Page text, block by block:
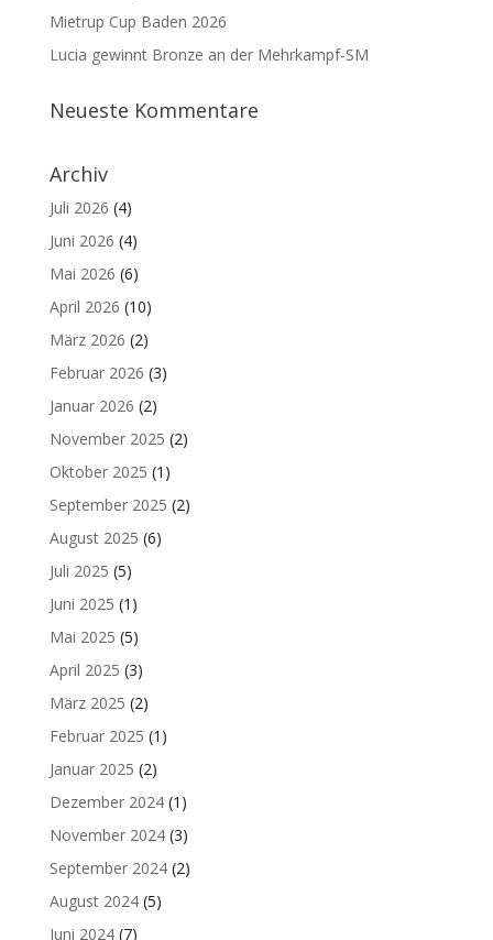
Mietrup Cup Baden 2026
Lucia gewinnt Bronze an der Mehrkampf-SM
Neueste Kommentare
Archiv
Juli 2026 (4)
Juni 2026 (4)
Mai 2026 (6)
April 2026 (10)
März 2026 (2)
Februar 2026 (3)
Januar 2026 (2)
November 2025 (2)
Oktober 2025 (1)
September 2025 (2)
August 2025 (6)
Juli 2025 (5)
Juni 2025 (1)
Mai 2025 (5)
April 2025 (3)
März 2025 (2)
Februar 2025 (1)
Januar 2025 (2)
Dezember 2024(1)
November 2024(3)
September 2024(2)
August 2024(5)
Juni 2024(7)